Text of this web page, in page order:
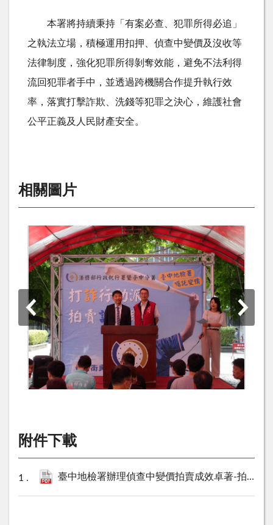
本署將持續秉持「有案必查、犯罪所得必追」
之執法立場，積極運用扣押、偵查中變價及沒收等
法律制度，強化犯罪所得剝奪效能，避免不法利得
流回犯罪者手中，並透過跨機關合作提升執行效
率，落實打擊詐欺、洗錢等犯罪之決心，維護社會
公平正義及人民財產安全。
相關圖片
附件下載
臺中地檢署辦理偵查中變價拍賣成效卓著-拍定金額逾1,123萬元 落實打擊犯罪與罪贓返還政策.pdf